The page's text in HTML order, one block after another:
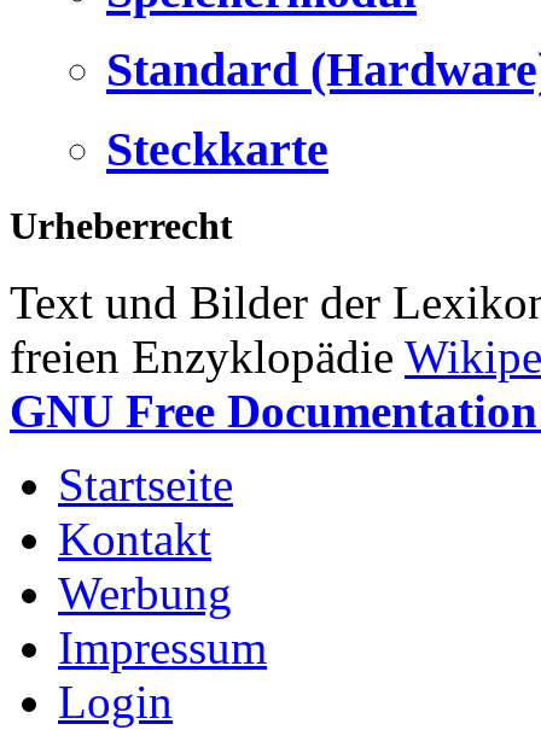
Standard
Steckkarte
Urheberrecht
Text und Bilder der
freien Enzyklopädie
GNU Free
Startseite
Kontakt
Werbung
Impressum
Login